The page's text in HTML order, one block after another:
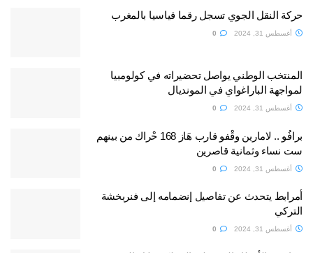
حركة النقل الجوي تسجل رقما قياسيا بالمغرب
أغسطس 31, 2024
المنتخب الوطني يواصل تحضيراته في كولومبيا
لمواجهة الباراغواي في المونديال
أغسطس 31, 2024
برافُو .. لامارين وقْفو قارب هَاز 168 حْراك من بينهم
ست نساء وثمانية قاصرين
أغسطس 31, 2024
أمرابط يتحدث عن تفاصيل إنضمامه إلى فنربخشة
التركي
أغسطس 31, 2024